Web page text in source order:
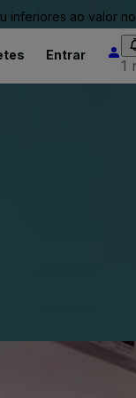
inferiores ao valor
Entrar
1